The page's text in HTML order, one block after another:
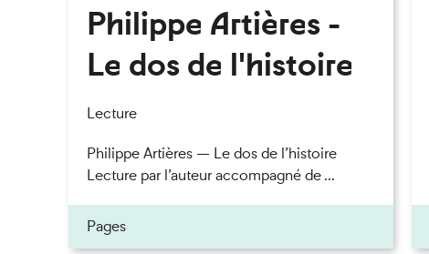
Philippe Artières -
Le dos de l'histoire
Lecture
Philippe Artières — Le dos de l’histoire
Lecture par l’auteur accompagné de ...
Pages